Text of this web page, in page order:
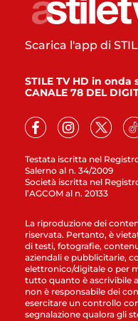
Testata iscritta nel
Salerno al n. 34/2009
Società iscritta nel
l’AGCOM al n. 20133
Scarica l'app di
STILE TV HD in onda
CANALE 78 DEL
La riproduzione dei
riservata. Pertanto, è
di testi, fotografie,
aziendali e pubblicitarie,
elettronico/digitale o per
tutto quanto è ascrivibile
non è responsabile dei
esercitare un controllo
segnalazione qualora gli